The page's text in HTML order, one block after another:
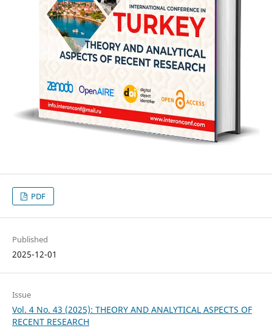
PDF
Published
2025-12-01
Issue
Vol. 4 No. 43 (2025): THEORY AND ANALYTICAL ASPECTS OF
RECENT RESEARCH